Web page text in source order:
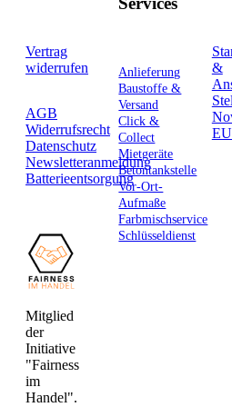
Vertrag
widerrufen
AGB
Widerrufsrecht
Datenschutz
Newsletteranmeldung
Batterieentsorgung
Mitglied
der
Initiative
"Fairness
im
Handel".
Anlieferung
Baustoffe &
Versand
Click &
Collect
Mietgeräte
Betontankstelle
Vor-Ort-
Aufmaße
Farbmischservice
Schlüsseldienst
&